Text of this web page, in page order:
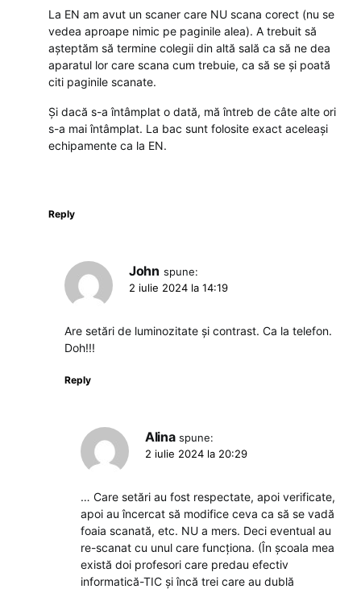
La EN am avut un scaner care NU scana corect (nu se
vedea aproape nimic pe paginile alea). A trebuit să
așteptăm să termine colegii din altă sală ca să ne dea
aparatul lor care scana cum trebuie, ca să se și poată
citi paginile scanate.
Și dacă s-a întâmplat o dată, mă întreb de câte alte ori
s-a mai întâmplat. La bac sunt folosite exact aceleași
echipamente ca la EN.
Reply
John spune:
2 iulie 2024 la 14:19
Are setări de luminozitate și contrast. Ca la telefon.
Doh!!!
Reply
Alina spune:
2 iulie 2024 la 20:29
… Care setări au fost respectate, apoi verificate,
apoi au încercat să modifice ceva ca să se vadă
foaia scanată, etc. NU a mers. Deci eventual au
re-scanat cu unul care funcționa. (În școala mea
există doi profesori care predau efectiv
informatică-TIC și încă trei care au dublă